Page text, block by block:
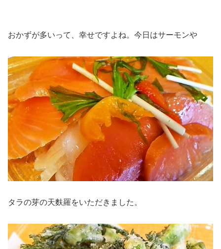
おかずが多いって、幸せですよね。今日はサーモンや
タラの芽の天麩羅をいただきました。